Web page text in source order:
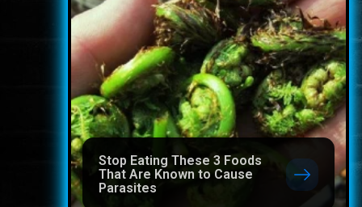
Stop Eating These 3 Foods
That Are Known to Cause
Parasites